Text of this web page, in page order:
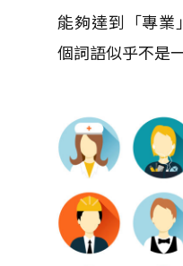
能夠達到「專業
個詞語似乎不是